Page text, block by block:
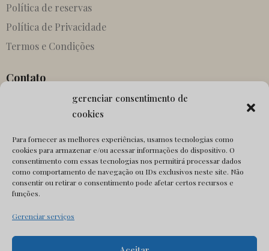
gerenciar consentimento de
cookies
Para fornecer as melhores experiências, usamos tecnologias como
cookies para armazenar e/ou acessar informações do dispositivo. O
consentimento com essas tecnologias nos permitirá processar dados
como comportamento de navegação ou IDs exclusivos neste site. Não
consentir ou retirar o consentimento pode afetar certos recursos e
funções.
Gerenciar serviços
Política de reservas
Política de Privacidade
Termos e Condições
Contato
Entrar em contato
Canônico ausente
Social